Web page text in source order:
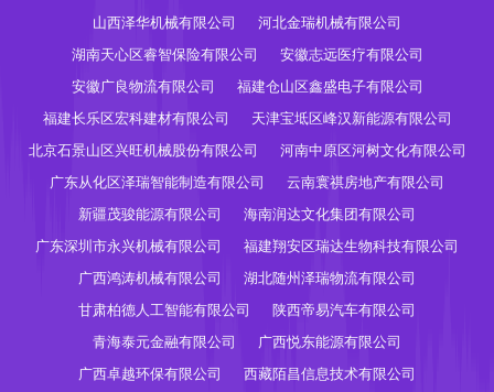
山西泽华机械有限公司
河北金瑞机械有限公司
湖南天心区睿智保险有限公司
安徽志远医疗有限公司
安徽广良物流有限公司
福建仓山区鑫盛电子有限公司
福建长乐区宏科建材有限公司
天津宝坻区峰汉新能源有限公司
北京石景山区兴旺机械股份有限公司
河南中原区河树文化有限公司
广东从化区泽瑞智能制造有限公司
云南寰祺房地产有限公司
新疆茂骏能源有限公司
海南润达文化集团有限公司
广东深圳市永兴机械有限公司
福建翔安区瑞达生物科技有限公司
广西鸿涛机械有限公司
湖北随州泽瑞物流有限公司
甘肃柏德人工智能有限公司
陕西帝易汽车有限公司
青海泰元金融有限公司
广西悦东能源有限公司
广西卓越环保有限公司
西藏陌昌信息技术有限公司